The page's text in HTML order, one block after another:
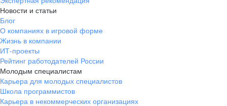
Новости и статьи
Блог
О компаниях в игровой форме
Жизнь в компании
ИТ-проекты
Рейтинг работодателей России
Молодым специалистам
Карьера для молодых специалистов
Школа программистов
Карьера в некоммерческих организациях